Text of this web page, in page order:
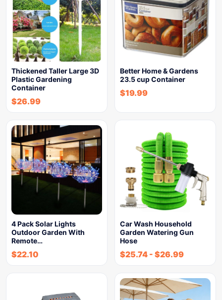
Thickened Taller Large 3D
Plastic Gardening
Container
$26.99
Better Home & Gardens
23.5 cup Container
$19.99
4 Pack Solar Lights
Outdoor Garden With
Remote…
$22.10
Car Wash Household
Garden Watering Gun
Hose
$25.74 - $26.99